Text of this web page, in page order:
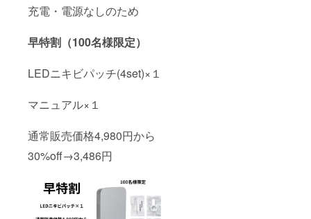
充電・電源なしのため
早特割（100名様限定）
LEDニキビパッチ(4set)×１
マニュアル×１
通常販売価格4,980円から
30%off→3,486円